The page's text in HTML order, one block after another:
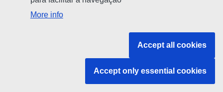
Instituições e organismos da UE
More info
Accept all cookies
Accept only essential cookies